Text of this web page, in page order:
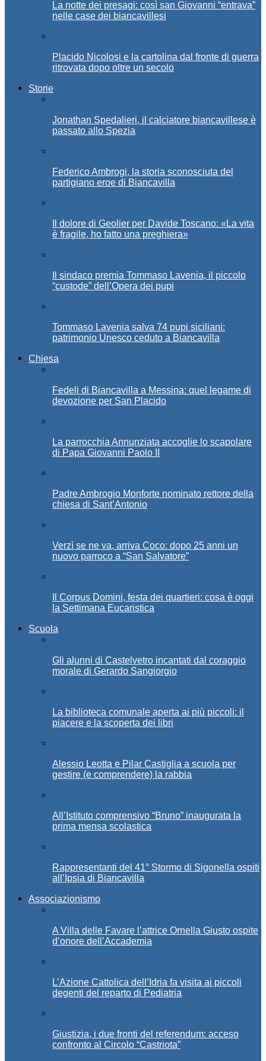
La notte dei presagi: così san Giovanni “entrava”
nelle case dei biancavillesi
Placido Nicolosi e la cartolina dal fronte di guerra
ritrovata dopo oltre un secolo
Storie
Jonathan Spedalieri, il calciatore biancavillese è
passato allo Spezia
Federico Ambrogi, la storia sconosciuta del
partigiano eroe di Biancavilla
Il dolore di Geolier per Davide Toscano: «La vita
è fragile, ho fatto una preghiera»
Il sindaco premia Tommaso Lavenia, il piccolo
“custode” dell’Opera dei pupi
Tommaso Lavenia salva 74 pupi siciliani:
patrimonio Unesco ceduto a Biancavilla
Chiesa
Fedeli di Biancavilla a Messina: quel legame di
devozione per San Placido
La parrocchia Annunziata accoglie lo scapolare
di Papa Giovanni Paolo II
Padre Ambrogio Monforte nominato rettore della
chiesa di Sant’Antonio
Verzì se ne va, arriva Coco: dopo 25 anni un
nuovo parroco a “San Salvatore”
Il Corpus Domini, festa dei quartieri: cosa è oggi
la Settimana Eucaristica
Scuola
Gli alunni di Castelvetro incantati dal coraggio
morale di Gerardo Sangiorgio
La biblioteca comunale aperta ai più piccoli: il
piacere e la scoperta dei libri
Alessio Leotta e Pilar Castiglia a scuola per
gestire (e comprendere) la rabbia
All’Istituto comprensivo “Bruno” inaugurata la
prima mensa scolastica
Rappresentanti del 41° Stormo di Sigonella ospiti
all’Ipsia di Biancavilla
Associazionismo
A Villa delle Favare l’attrice Ornella Giusto ospite
d’onore dell’Accademia
L’Azione Cattolica dell’Idria fa visita ai piccoli
degenti del reparto di Pediatria
Giustizia, i due fronti del referendum: acceso
confronto al Circolo “Castriota”